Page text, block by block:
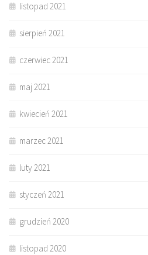
listopad 2021
sierpień 2021
czerwiec 2021
maj 2021
kwiecień 2021
marzec 2021
luty 2021
styczeń 2021
grudzień 2020
listopad 2020